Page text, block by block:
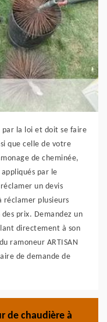
par la loi et doit se faire
que celle de votre
de cheminée,
par le
un devis
réclamer plusieurs
prix. Demandez un
directement à son
ramoneur ARTISAN
de demande de
de chaudière à